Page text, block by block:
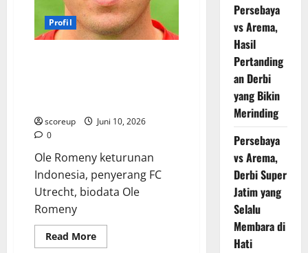
Profil
scoreup
Juni 10, 2026
0
Ole Romeny keturunan
Indonesia, penyerang FC
Utrecht, biodata Ole
Romeny
Read MoreRead
more
Persebaya
vs Arema,
Hasil
Pertanding
an Derbi
yang Bikin
Merinding
Persebaya
vs Arema,
Derbi Super
Jatim yang
Selalu
Membara di
Hati